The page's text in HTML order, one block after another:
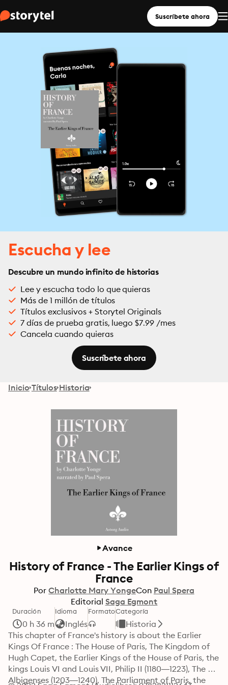
Suscríbete ahora
Escucha y lee
Descubre un mundo infinito de historias
Lee y escucha todo lo que quieras
Más de 1 millón de títulos
Títulos exclusivos + Storytel Originals
7 días de prueba gratis, luego $7.99 /mes
Cancela cuando quieras
Suscríbete ahora
Inicio Títulos Historia
Avance
History of France - The Earlier Kings of
France
Por Charlotte Mary YongeCon Paul Spera
Editorial Saga Egmont
Duración
0 h 36 m
Idioma
Inglés
FormatoCategoría
Historia
This chapter of France's history is about the Earlier
Kings Of France : The House of Paris, The Kingdom of
Hugh Capet, the Earlier Kings of the House of Paris, the
kings Louis VI and Louis VII, Philip II (1180—1223), The
Albigenses (1203—1240), The Parliament of Paris, the